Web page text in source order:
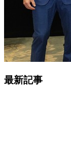
最新記事